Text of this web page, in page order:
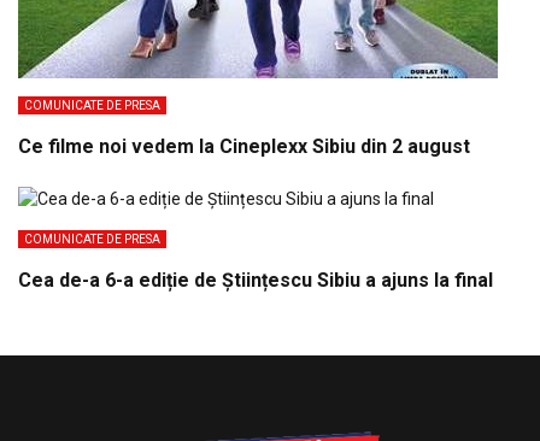
COMUNICATE DE PRESA
Ce filme noi vedem la Cineplexx Sibiu din 2 august
COMUNICATE DE PRESA
Cea de-a 6-a ediție de Științescu Sibiu a ajuns la final